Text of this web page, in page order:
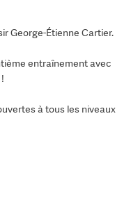
George-Étienne Cartier.
entraînement avec
à tous les niveaux